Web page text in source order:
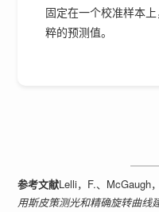
固定在一个校准样本
粹的预测值。
参考文献Lelli，F.、McGaugh
用斯皮策测光和精确旋转曲线